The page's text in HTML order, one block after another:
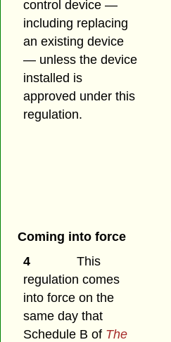
control device —
including replacing
an existing device
— unless the device
installed is
approved under this
regulation.
Coming into force
4
This
regulation comes
into force on the
same day that
Schedule B of The